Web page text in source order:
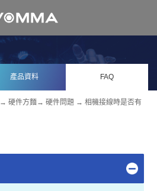
產品資料 FAQ
→硬件方麵→硬件問題 → 相機接線時是否有